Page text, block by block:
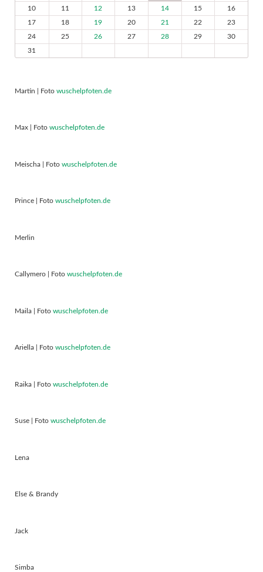
10
11 12 13 14 15
16
17
18 19 20 21 22
23
24
25 26 27 28 29
30
31
Martin | Foto wuschelpfoten.de
Max | Foto wuschelpfoten.de
Meischa | Foto wuschelpfoten.de
Prince | Foto wuschelpfoten.de
Merlin
Callymero | Foto wuschelpfoten.de
Maila | Foto wuschelpfoten.de
Ariella | Foto wuschelpfoten.de
Raika | Foto wuschelpfoten.de
Suse | Foto wuschelpfoten.de
Lena
Else & Brandy
Jack
Simba